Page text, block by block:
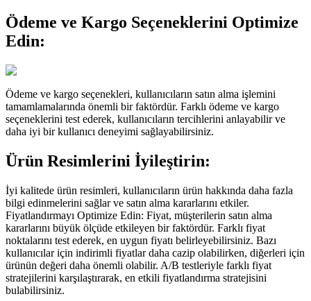
Ödeme ve Kargo Seçeneklerini Optimize
Edin:
Ödeme ve kargo seçenekleri, kullanıcıların satın alma işlemini
tamamlamalarında önemli bir faktördür. Farklı ödeme ve kargo
seçeneklerini test ederek, kullanıcıların tercihlerini anlayabilir ve
daha iyi bir kullanıcı deneyimi sağlayabilirsiniz.
Ürün Resimlerini İyileştirin:
İyi kalitede ürün resimleri, kullanıcıların ürün hakkında daha fazla
bilgi edinmelerini sağlar ve satın alma kararlarını etkiler.
Fiyatlandırmayı Optimize Edin: Fiyat, müşterilerin satın alma
kararlarını büyük ölçüde etkileyen bir faktördür. Farklı fiyat
noktalarını test ederek, en uygun fiyatı belirleyebilirsiniz. Bazı
kullanıcılar için indirimli fiyatlar daha cazip olabilirken, diğerleri için
ürünün değeri daha önemli olabilir. A/B testleriyle farklı fiyat
stratejilerini karşılaştırarak, en etkili fiyatlandırma stratejisini
bulabilirsiniz.